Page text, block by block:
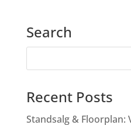
Search
Recent Posts
Standsalg & Floorplan: